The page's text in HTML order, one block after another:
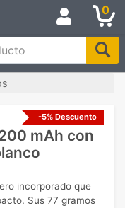
0
-5% Descuento
mAh con
incorporado que
Sus 77 gramos